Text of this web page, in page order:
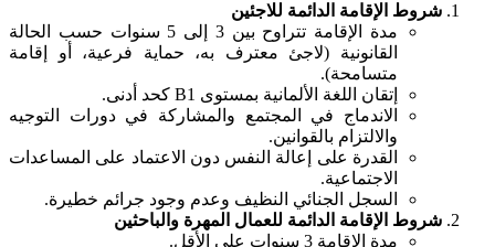
شروط الإقامة الدائمة للاجئين
مدة الإقامة تتراوح بين 3 إلى 5 سنوات حسب الحالة
القانونية (لاجئ معترف به، حماية فرعية، أو إقامة
متسامحة).
إتقان اللغة الألمانية بمستوى B1 كحد أدنى.
الاندماج في المجتمع والمشاركة في دورات التوجيه
والالتزام بالقوانين.
القدرة على إعالة النفس دون الاعتماد على المساعدات
الاجتماعية.
السجل الجنائي النظيف وعدم وجود جرائم خطيرة.
شروط الإقامة الدائمة للعمال المهرة والباحثين
مدة الإقامة 3 سنوات على الأقل.